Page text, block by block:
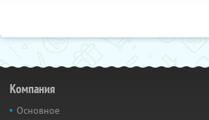
Компания
Основное